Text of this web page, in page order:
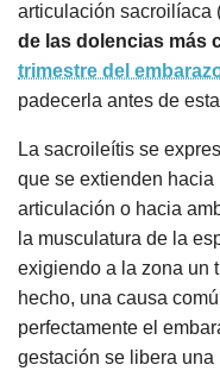
articulación sacroilíaca
de las dolencias más
trimestre del
padecerla antes de
La sacroileítis se
que se extienden
articulación o hacia
la musculatura de la
exigiendo a la zona un
hecho, una causa
perfectamente el
gestación se libera